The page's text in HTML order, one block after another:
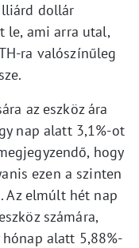
dollár
le, ami arra utal,
ra valószínűleg
az eszköz ára
nap alatt 3,1%-ot
hogy
ezen a szinten
Az elmúlt hét nap
számára,
alatt 5,88%-